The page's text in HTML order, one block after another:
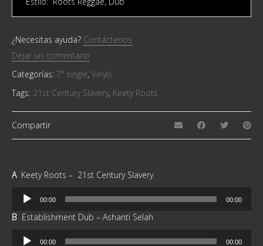
¿Necesitas ayuda? Contáctenos
Dejar un comentario
Categorías: 7" single, Vinyls
Tags: 21st Century Slavery, Keety Roots
Compartir
A Keety Roots – 21st Century Slavery
Reproductor
audio
00:00 00:00
B Establishment Dub – Ashanti Selah
Reproductor
00:00 00:00